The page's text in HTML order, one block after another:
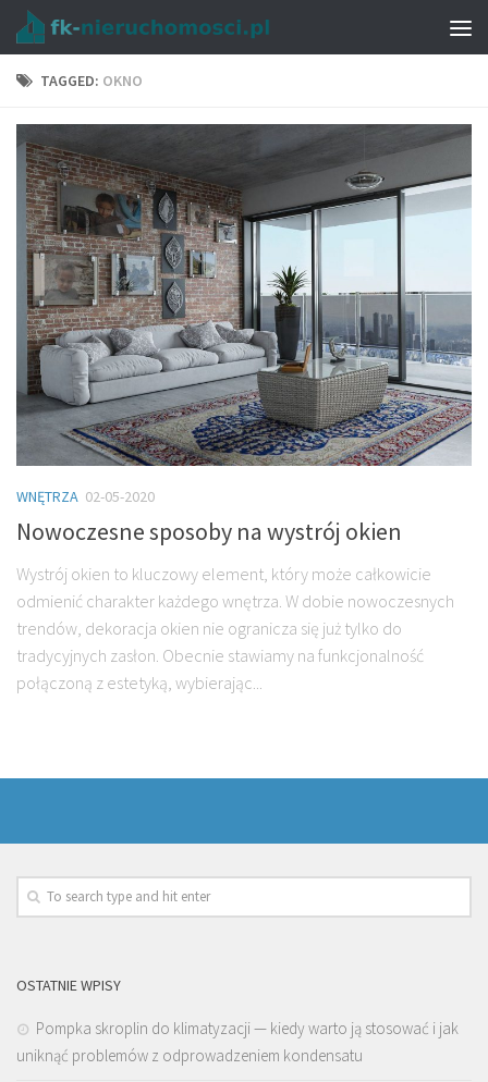
TAGGED: OKNO
WNĘTRZA 02-05-2020
Nowoczesne sposoby na wystrój okien
Wystrój okien to kluczowy element, który może całkowicie
odmienić charakter każdego wnętrza. W dobie nowoczesnych
trendów, dekoracja okien nie ogranicza się już tylko do
tradycyjnych zasłon. Obecnie stawiamy na funkcjonalność
połączoną z estetyką, wybierając...
OSTATNIE WPISY
Pompka skroplin do klimatyzacji — kiedy warto ją stosować i jak
uniknąć problemów z odprowadzeniem kondensatu